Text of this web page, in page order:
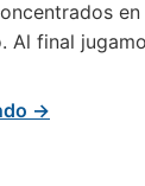
Al final
→